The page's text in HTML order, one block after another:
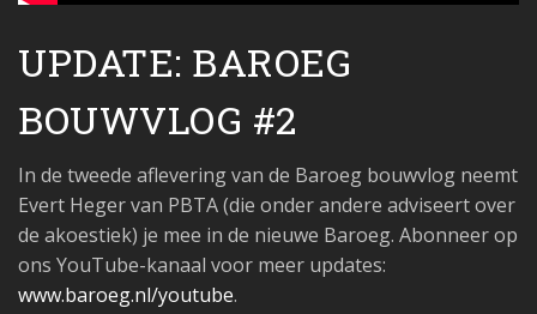
UPDATE: BAROEG
BOUWVLOG #2
In de tweede aflevering van de Baroeg bouwvlog neemt
Evert Heger van PBTA (die onder andere adviseert over
de akoestiek) je mee in de nieuwe Baroeg. Abonneer op
ons YouTube-kanaal voor meer updates:
www.baroeg.nl/youtube.